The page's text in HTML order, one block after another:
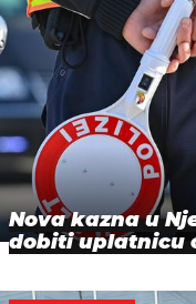
Nova kazna u
dobiti uplatnicu